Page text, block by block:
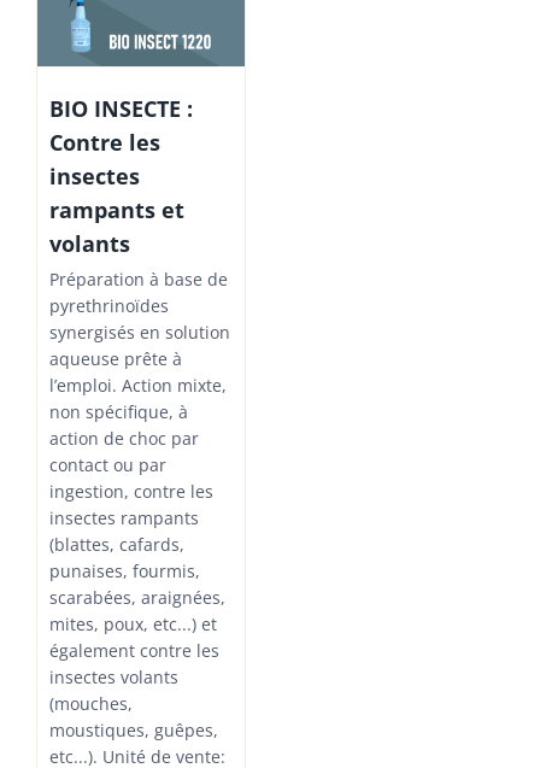
BIO INSECTE :
Contre les
insectes
rampants et
volants
Préparation à base de
pyrethrinoïdes
synergisés en solution
aqueuse prête à
l’emploi. Action mixte,
non spécifique, à
action de choc par
contact ou par
ingestion, contre les
insectes rampants
(blattes, cafards,
punaises, fourmis,
scarabées, araignées,
mites, poux, etc...) et
également contre les
insectes volants
(mouches,
moustiques, guêpes,
etc...). Unité de vente: